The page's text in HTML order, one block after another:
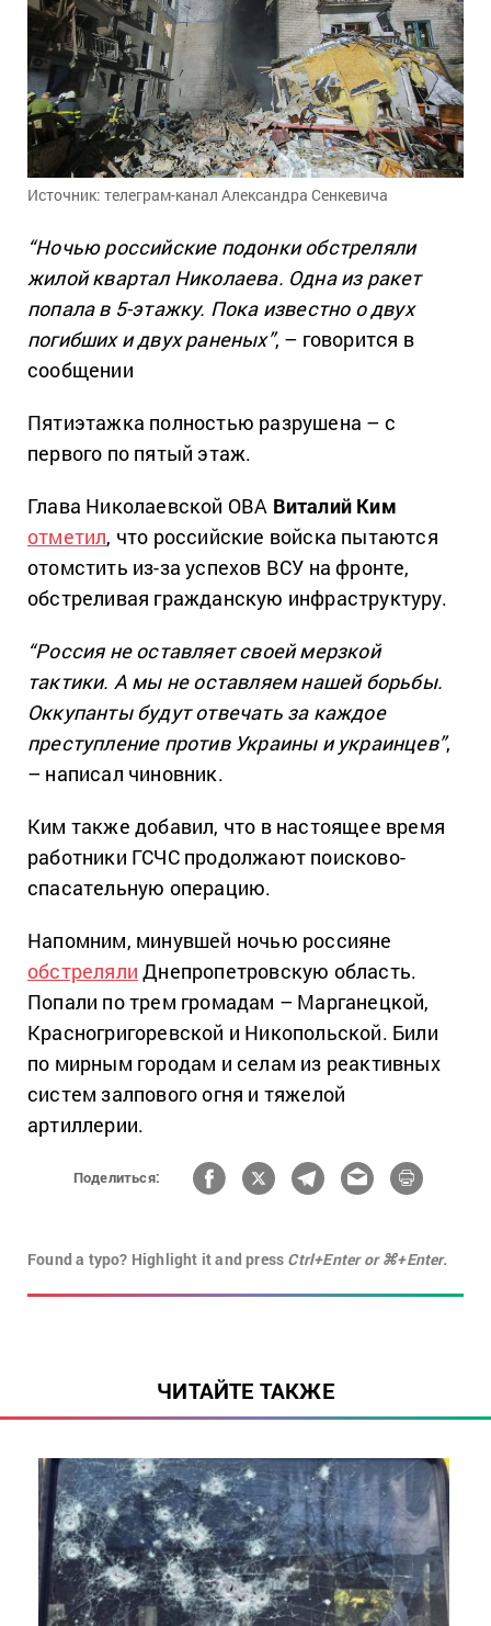
Источник: телеграм-канал Александра Сенкевича
“Ночью российские подонки обстреляли
жилой квартал Николаева. Одна из ракет
попала в 5-этажку. Пока известно о двух
погибших и двух раненых”, – говорится в
сообщении
Пятиэтажка полностью разрушена – с
первого по пятый этаж.
Глава Николаевской ОВА Виталий Ким
отметил, что российские войска пытаются
отомстить из-за успехов ВСУ на фронте,
обстреливая гражданскую инфраструктуру.
“Россия не оставляет своей мерзкой
тактики. А мы не оставляем нашей борьбы.
Оккупанты будут отвечать за каждое
преступление против Украины и украинцев”,
– написал чиновник.
Ким также добавил, что в настоящее время
работники ГСЧС продолжают поисково-
спасательную операцию.
Напомним, минувшей ночью россияне
обстреляли Днепропетровскую область.
Попали по трем громадам – Марганецкой,
Красногригоревской и Никопольской. Били
по мирным городам и селам из реактивных
систем залпового огня и тяжелой
артиллерии.
Поделиться:
Found a typo? Highlight it and press Ctrl+Enter or ⌘+Enter.
ЧИТАЙТЕ ТАКЖЕ